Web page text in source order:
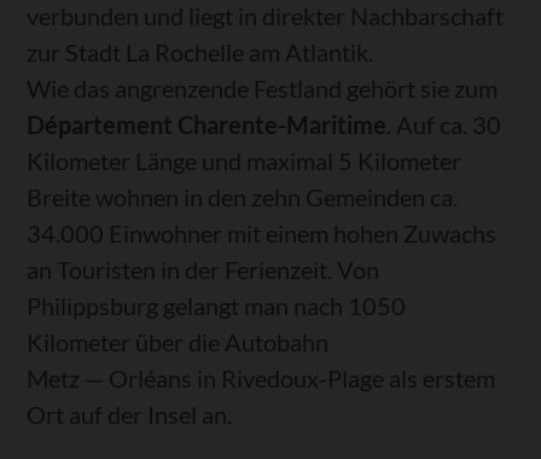
verbunden und liegt in direkter Nachbarschaft
zur Stadt La Rochelle am Atlantik.
Wie das angrenzende Festland gehört sie zum
Département Charente-Maritime. Auf ca. 30
Kilometer Länge und maximal 5 Kilometer
Breite wohnen in den zehn Gemeinden ca.
34.000 Einwohner mit einem hohen Zuwachs
an Touristen in der Ferienzeit. Von
Philippsburg gelangt man nach 1050
Kilometer über die Autobahn
Metz — Orléans in Rivedoux-Plage als erstem
Ort auf der Insel an.